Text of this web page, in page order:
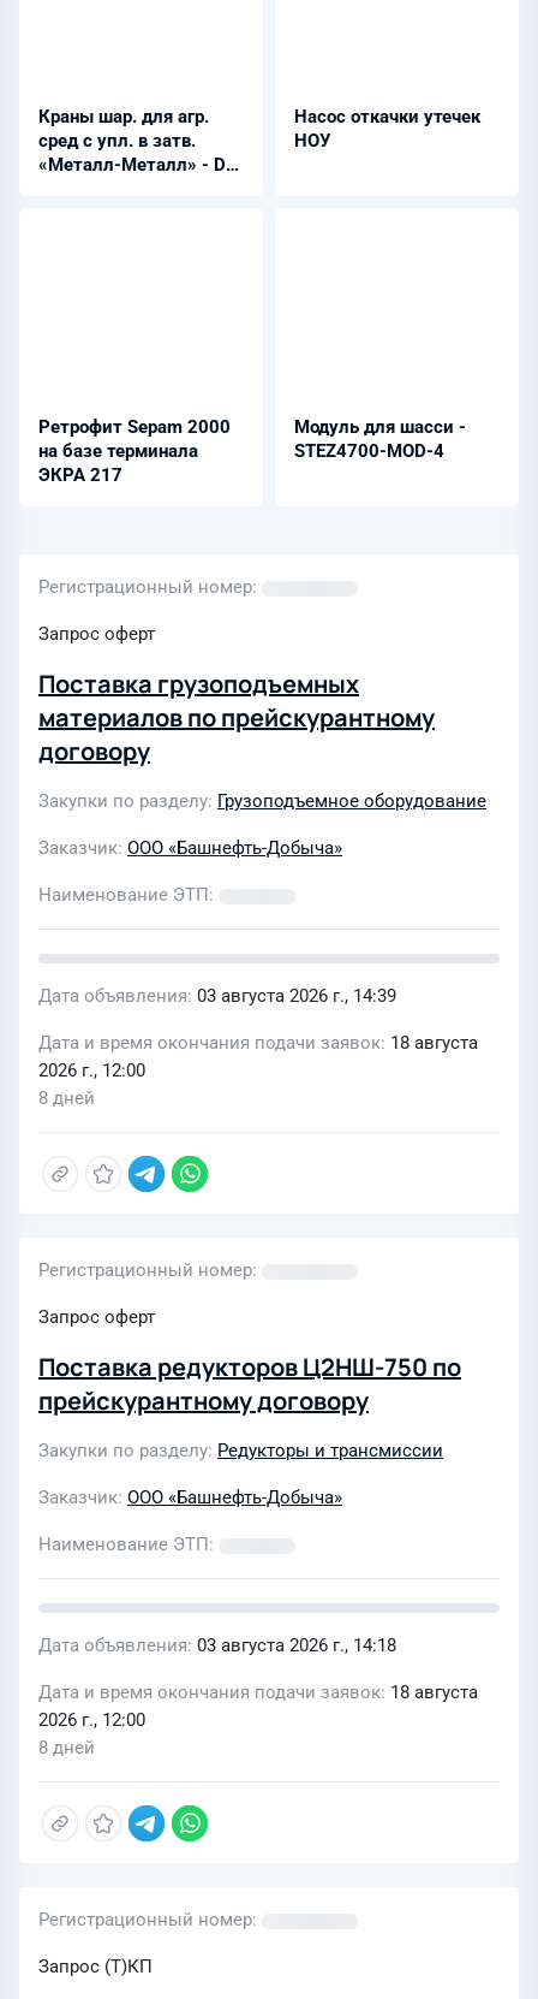
Краны шар. для агр.
сред с упл. в затв.
«Металл-Металл» - DN
Насос откачки утечек
НОУ
Ретрофит Sepam 2000
на базе терминала
ЭКРА 217
Модуль для шасси -
STEZ4700-MOD-4
Регистрационный номер
Запрос оферт
Поставка грузоподъемных
материалов по прейскурантному
договору
Закупки по разделу Грузоподъемное оборудование
Заказчик ООО «Башнефть-Добыча»
Наименование ЭТП
Дата объявления 03 августа 2026 г., 14:39
Дата и время окончания подачи заявок 18 августа
2026 г., 12:00
8 дней
Регистрационный номер
Запрос оферт
Поставка редукторов Ц2НШ-750 по
прейскурантному договору
Закупки по разделу Редукторы и трансмиссии
Заказчик ООО «Башнефть-Добыча»
Наименование ЭТП
Дата объявления 03 августа 2026 г., 14:18
Дата и время окончания подачи заявок 18 августа
2026 г., 12:00
8 дней
Регистрационный номер
Запрос (Т)КП